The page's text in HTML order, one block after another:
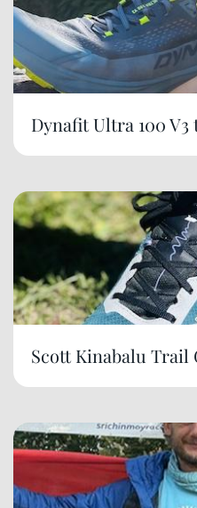
Dynafit Ultra 100 V3
Scott Kinabalu Trail